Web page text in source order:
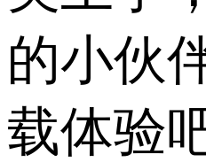
的小伙
载体验